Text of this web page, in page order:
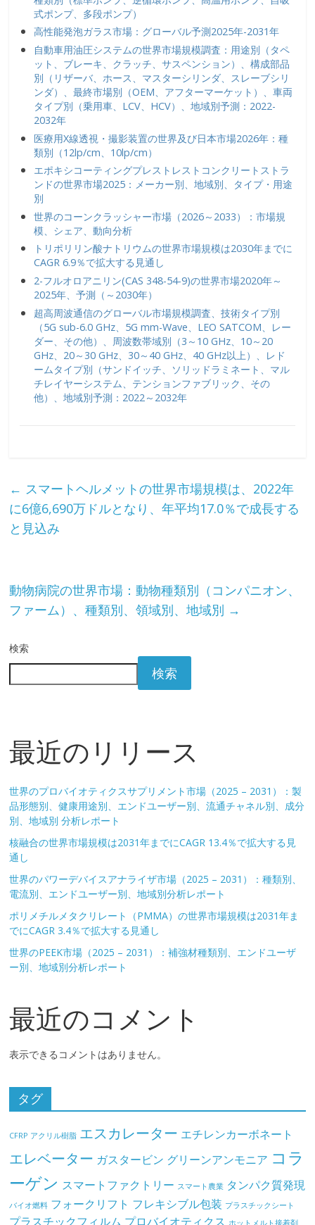
式ポンプ、多段ポンプ）
高性能発泡ガラス市場：グローバル予測2025年-2031年
自動車用油圧システムの世界市場規模調査：用途別（タペ
ット、ブレーキ、クラッチ、サスペンション）、構成部品
別（リザーバ、ホース、マスターシリンダ、スレーブシリ
ンダ）、最終市場別（OEM、アフターマーケット）、車両
タイプ別（乗用車、LCV、HCV）、地域別予測：2022-
2032年
医療用X線透視・撮影装置の世界及び日本市場2026年：種
類別（12lp/cm、10lp/cm）
エポキシコーティングプレストレストコンクリートストラ
ンドの世界市場2025：メーカー別、地域別、タイプ・用途
別
世界のコーンクラッシャー市場（2026～2033）：市場規
模、シェア、動向分析
トリポリリン酸ナトリウムの世界市場規模は2030年までに
CAGR 6.9％で拡大する見通し
2-フルオロアニリン(CAS 348-54-9)の世界市場2020年～
2025年、予測（～2030年）
超高周波通信のグローバル市場規模調査、技術タイプ別
（5G sub-6.0 GHz、5G mm-Wave、LEO SATCOM、レー
ダー、その他）、周波数帯域別（3～10 GHz、10～20
GHz、20～30 GHz、30～40 GHz、40 GHz以上）、レド
ームタイプ別（サンドイッチ、ソリッドラミネート、マル
チレイヤーシステム、テンションファブリック、その
他）、地域別予測：2022～2032年
← スマートヘルメットの世界市場規模は、2022年
に6億6,690万ドルとなり、年平均17.0％で成長する
と見込み
動物病院の世界市場：動物種類別（コンパニオン、
ファーム）、種類別、領域別、地域別 →
検索
検索
最近のリリース
世界のプロバイオティクスサプリメント市場（2025 – 2031）：製
品形態別、健康用途別、エンドユーザー別、流通チャネル別、成分
別、地域別 分析レポート
核融合の世界市場規模は2031年までにCAGR 13.4％で拡大する見
通し
世界のパワーデバイスアナライザ市場（2025 – 2031）：種類別、
電流別、エンドユーザー別、地域別分析レポート
ポリメチルメタクリレート（PMMA）の世界市場規模は2031年ま
でにCAGR 3.4％で拡大する見通し
世界のPEEK市場（2025 – 2031）：補強材種類別、エンドユーザ
ー別、地域別分析レポート
最近のコメント
表示できるコメントはありません。
タグ
CFRP アクリル樹脂 エスカレーター エチレンカーボネート
エレベーター ガスタービン グリーンアンモニア コラ
ーゲン スマートファクトリー スマート農業 タンパク質発現
バイオ燃料 フォークリフト フレキシブル包装 プラスチックシート
プラスチックフィルム プロバイオティクス ホットメルト接着剤